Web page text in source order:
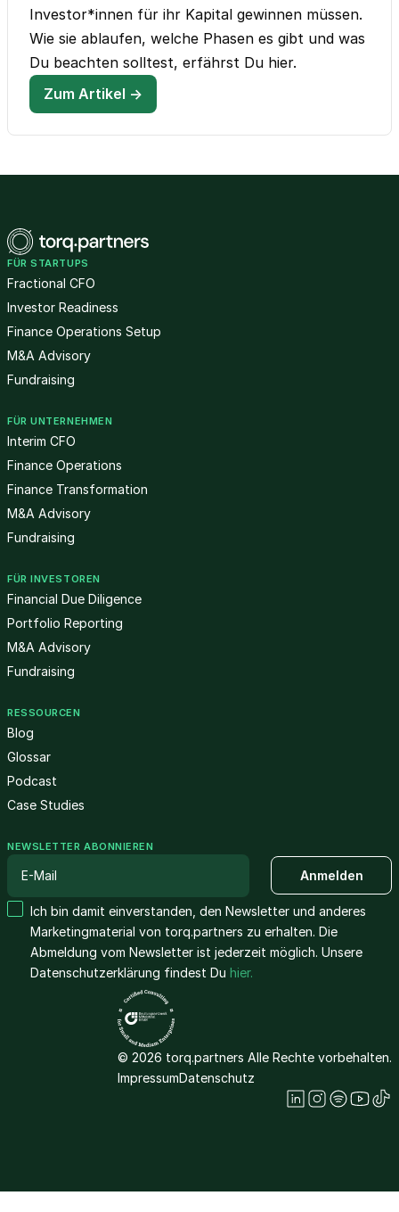
Investor*innen für ihr Kapital gewinnen müssen.
Wie sie ablaufen, welche Phasen es gibt und was
Du beachten solltest, erfährst Du hier.
Zum Artikel →
FÜR STARTUPS
Fractional CFO
Investor Readiness
Finance Operations Setup
M&A Advisory
Fundraising
FÜR UNTERNEHMEN
Interim CFO
Finance Operations
Finance Transformation
M&A Advisory
Fundraising
FÜR INVESTOREN
Financial Due Diligence
Portfolio Reporting
M&A Advisory
Fundraising
RESSOURCEN
Blog
Glossar
Podcast
Case Studies
NEWSLETTER ABONNIEREN
Ich bin damit einverstanden, den Newsletter und anderes
Marketingmaterial von torq.partners zu erhalten. Die
Abmeldung vom Newsletter ist jederzeit möglich. Unsere
Datenschutzerklärung findest Du hier.
© 2026 torq.partners Alle Rechte vorbehalten.
ImpressumDatenschutz